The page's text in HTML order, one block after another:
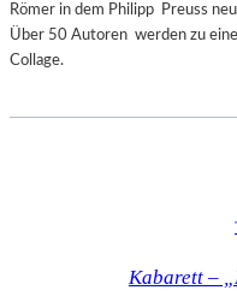
Römer in dem Philipp Preuss
Über 50 Autoren werden zu
Collage.
Kabarett –